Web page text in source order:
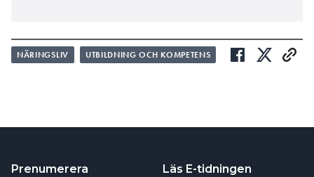
NÄRINGSLIV UTBILDNING OCH KOMPETENS
Prenumerera Läs E-tidningen